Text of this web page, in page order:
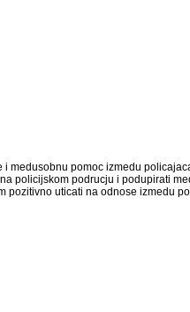
i medusobnu pomoc izmedu
policijskom podrucju i podupirati
pozitivno uticati na odnose izmedu